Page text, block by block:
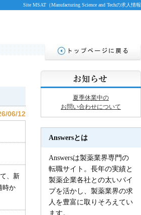
Site MSAT（Manufacturing Science and Techの求人情報
06/12
、新
時か
夏季休業中の
お問い合わせについて
Answersとは
Answersは製薬業界専門の
転職サイト。長年の実績と
製薬企業各社との太いパイ
プを活かし、製薬業界の求
人を豊富に取りそろえてい
ます。